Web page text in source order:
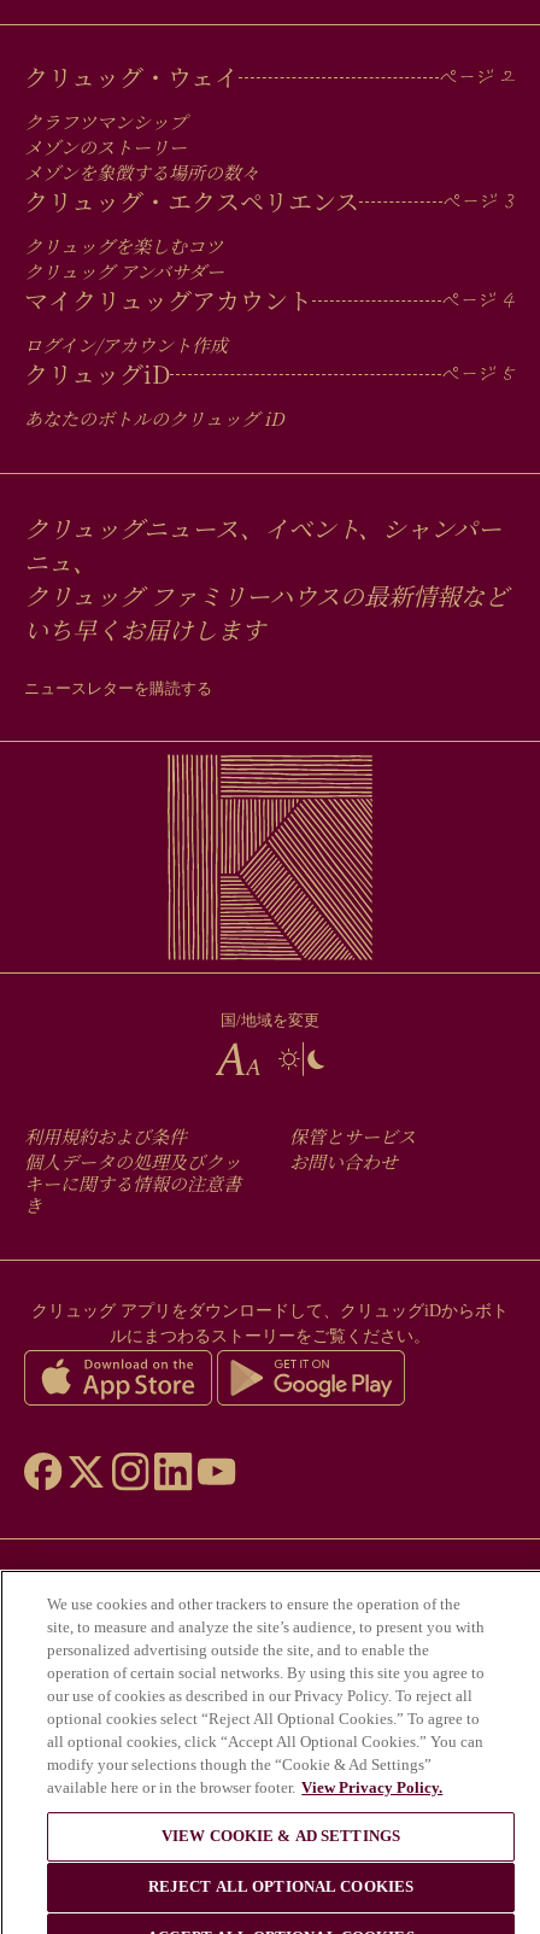
MAIN
MEN
IN
FOOTER
クリュッグ・ウェイ
クラフツマンシップ
メゾンのストーリー
メゾンを象徴する場所の数々
クリュッグ・エクスペリエンス
クリュッグを楽しむコツ
クリュッグ アンバサダー
マイクリュッグアカウント
ログイン/アカウント作成
クリュッグiD
あなたのボトルのクリュッグiD
クリュッグニュース、イベント、シャンパー
ニュ、
クリュッグ ファミリーハウスの最新情報など
いち早くお届けします
ニュースレターを購読する
国/地域を変更
FOOTER
MENU
利用規約および条件
個人データの処理及びクッ
キーに関する情報の注意書
き
保管とサービス
お問い合わせ
クリュッグ アプリをダウンロードして、クリュッグiDからボト
ルにまつわるストーリーをご覧ください。
アルコールの乱用は健康にとって危険であ
り、適度な飲酒が必要である。
© Krug 2026
We use cookies and other trackers to ensure the operation of the
site, to measure and analyze the site’s audience, to present you with
personalized advertising outside the site, and to enable the
operation of certain social networks. By using this site you agree to
our use of cookies as described in our Privacy Policy. To reject all
optional cookies select “Reject All Optional Cookies.” To agree to
all optional cookies, click “Accept All Optional Cookies.” You can
modify your selections though the “Cookie & Ad Settings”
available here or in the browser footer. View Privacy Policy.
VIEW COOKIE & AD SETTINGS
REJECT ALL OPTIONAL COOKIES